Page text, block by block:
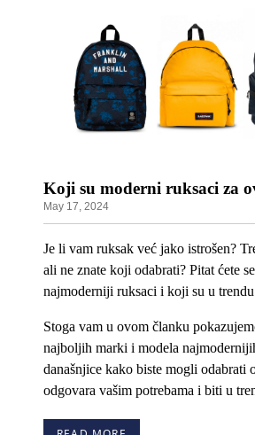
Koji su moderni ruksaci za
May 17, 2024
Je li vam ruksak već jako istrošen?
ali ne znate koji odabrati? Pitat ćete
najmoderniji ruksaci i koji su u trendu
Stoga vam u ovom članku
najboljih marki i modela
današnjice kako biste mogli odabrati
odgovara vašim potrebama i biti u